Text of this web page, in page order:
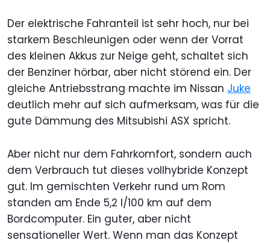
Der elektrische Fahranteil ist sehr hoch, nur bei
starkem Beschleunigen oder wenn der Vorrat
des kleinen Akkus zur Neige geht, schaltet sich
der Benziner hörbar, aber nicht störend ein. Der
gleiche Antriebsstrang machte im Nissan Juke
deutlich mehr auf sich aufmerksam, was für die
gute Dämmung des Mitsubishi ASX spricht.
Aber nicht nur dem Fahrkomfort, sondern auch
dem Verbrauch tut dieses vollhybride Konzept
gut. Im gemischten Verkehr rund um Rom
standen am Ende 5,2 l/100 km auf dem
Bordcomputer. Ein guter, aber nicht
sensationeller Wert. Wenn man das Konzept